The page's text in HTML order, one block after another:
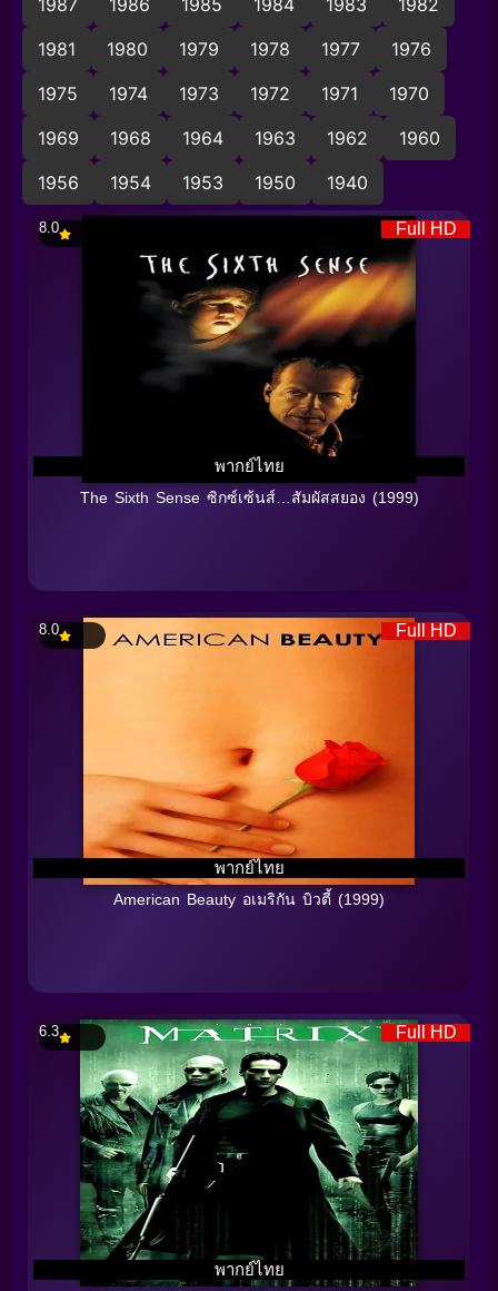
1987 1986 1985 1984 1983
1982
1981
1980 1979 1978 1977
1976
1975
1974 1973 1972 1971
1970
1969
1968 1964 1963 1962
1960
1956
1954 1953 1950 1940
Full HD
พากย์ไทย
8.0
The Sixth Sense ซิกซ์เซ้นส์…สัมผัสสยอง (1999)
Full HD
พากย์ไทย
8.0
American Beauty อเมริกัน บิวตี้ (1999)
Full HD
พากย์ไทย
6.3